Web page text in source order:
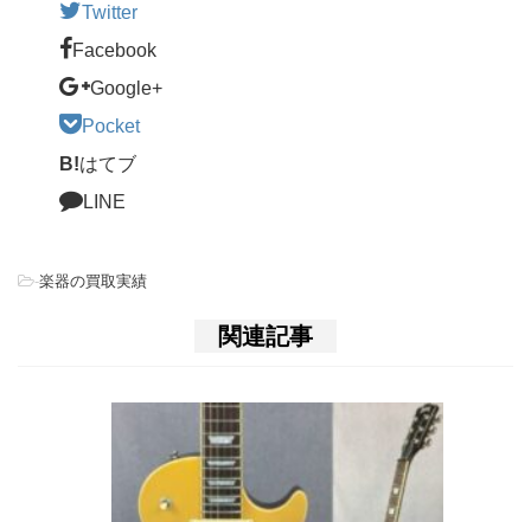
Twitter
Facebook
Google+
Pocket
B!はてブ
LINE
-楽器の買取実績
関連記事